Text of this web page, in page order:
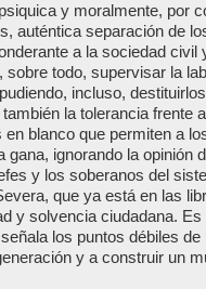
y moralmente, por
auténtica separación de
a la sociedad civil
sobre todo, supervisar la
incluso,
la tolerancia frente
blanco que permiten a
gana, ignorando la opinión
y los soberanos del
que ya está en las
y solvencia ciudadana.
los puntos débiles
y a construir un